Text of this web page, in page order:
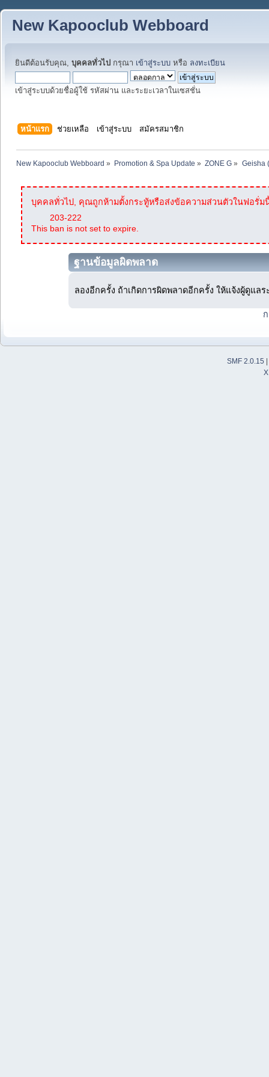
New Kapooclub Webboard
ยินดีต้อนรับคุณ, บุคคลทั่วไป กรุณา เข้าสู่ระบบ หรือ ลงทะเบียน
เข้าสู่ระบบด้วยชื่อผู้ใช้ รหัสผ่าน และระยะเวลาในเซสชั่น
หน้าแรก ช่วยเหลือ เข้าสู่ระบบ สมัครสมาชิก
New Kapooclub Webboard » Promotion & Spa Update » ZONE G » Geisha
บุคคลทั่วไป, คุณถูกห้ามตั้งกระทู้หรือส่งข้อความส่วนตัวในฟอรั่ม
203-222
This ban is not set to expire.
ฐานข้อมูลผิดพลาด
ลองอีกครั้ง ถ้าเกิดการผิดพลาดอีกครั้ง ให้แจ้งผู้ดูแลร
SMF 2.0.15